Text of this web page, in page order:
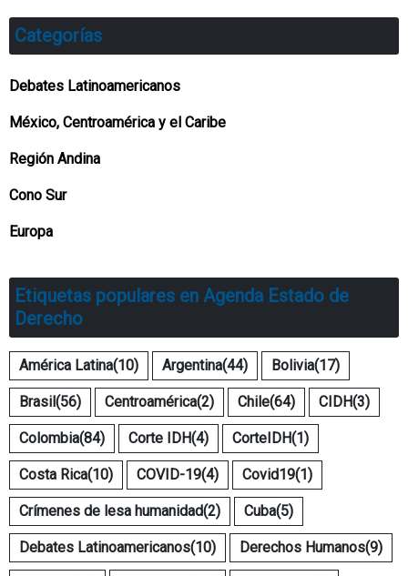
Categorías
Debates Latinoamericanos
México, Centroamérica y el Caribe
Región Andina
Cono Sur
Europa
Etiquetas populares en Agenda Estado de
Derecho
América Latina(10) Argentina(44) Bolivia(17)
Brasil (56) Centroamérica(2) Chile(64) CIDH(3)
Colombia(84) Corte IDH(4) CorteIDH(1)
Costa Rica(10) COVID-19(4) Covid19(1)
Crímenes de lesa humanidad(2) Cuba(5)
Debates Latinoamericanos(10) Derechos Humanos(9)